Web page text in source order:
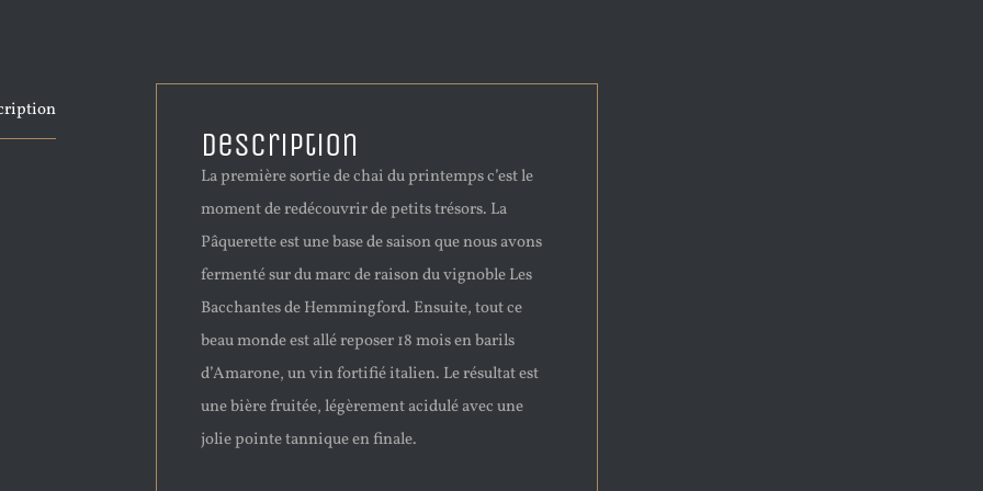
Description
La première sortie de chai du printemps c’est le
moment de redécouvrir de petits trésors. La
Pâquerette est une base de saison que nous avons
fermenté sur du marc de raison du vignoble Les
Bacchantes de Hemmingford. Ensuite, tout ce
beau monde est allé reposer 18 mois en barils
d’Amarone, un vin fortifié italien. Le résultat est
une bière fruitée, légèrement acidulé avec une
jolie pointe tannique en finale.